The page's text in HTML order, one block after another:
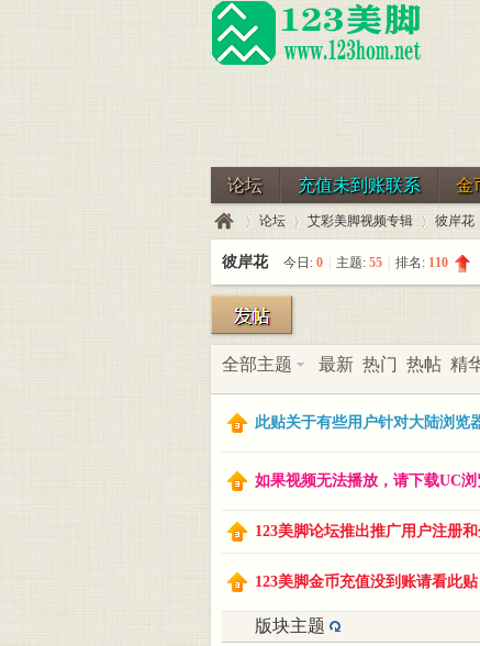
论坛 充值未到账联系 金
美脚
»
论坛 艾彩美脚视频专辑 彼岸花
彼岸花 今日: 0 主题: 55 排名: 110
全部主题 最新 热门 热帖 精
此贴关于有些用户针对大陆浏览
如果视频无法播放，请下载UC
123美脚论坛推出推广用户注册和
123美脚金币充值没到账请看此贴
版块主题